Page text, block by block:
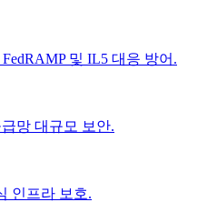
및 IL5 대응 방어.
망 대규모 보안.
인프라 보호.